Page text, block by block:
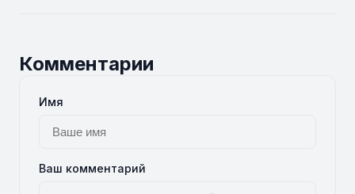
Комментарии
Имя
Ваш комментарий